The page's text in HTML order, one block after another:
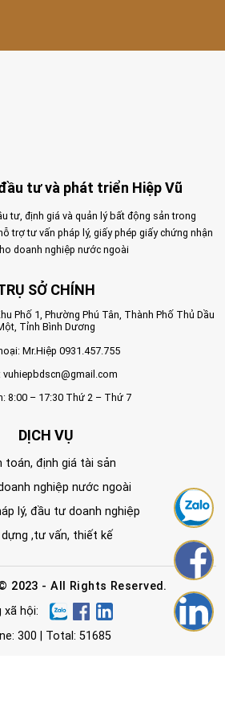
tư và phát triển Hiệp Vũ
tư, định giá và quản lý bất động sản trong
trợ tư vấn pháp lý, giấy phép giấy chứng nhận
doanh nghiệp nước ngoài
SỞ CHÍNH
Phố 1, Phường Phú Tân, Thành Phố Thủ Dầu
Tỉnh Bình Dương
Mr.Hiệp 0931.457.755
vuhiepbdscn@gmail.com
8:00 – 17:30 Thứ 2 – Thứ 7
DỊCH VỤ
toán, định giá tài sản
nghiệp nước ngoài
lý, đầu tư doanh nghiệp
dựng ,tư vấn, thiết kế
2023 - All Rights Reserved.
xã hội:
300 | Total: 51685